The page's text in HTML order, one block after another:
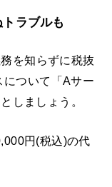
ラブルも
を知らずに税抜
ついて「Aサー
しましょう。
円(税込)の代